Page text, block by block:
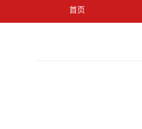
首页